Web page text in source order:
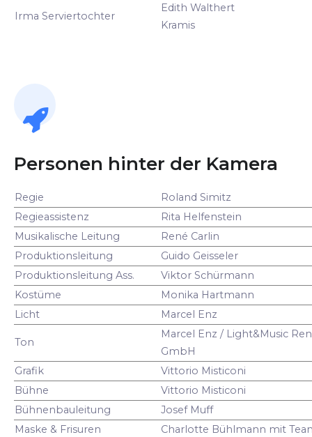
Irma Serviertochter
Edith Walthert
Kramis
Personen hinter der Kamera
Regie
Roland Simitz
Regieassistenz
Rita Helfenstein
Musikalische Leitung
René Carlin
Produktionsleitung
Guido Geisseler
Produktionsleitung Ass.
Viktor Schürmann
Kostüme
Monika Hartmann
Licht
Marcel Enz
Ton
Marcel Enz / Light&Music
GmbH
Grafik
Vittorio Misticoni
Bühne
Vittorio Misticoni
Bühnenbauleitung
Josef Muff
Maske & Frisuren
Charlotte Bühlmann mit